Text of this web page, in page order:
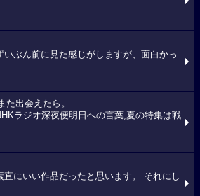
ぶん前に見た感じがしますが、面白かっ
た出会えたら。
ラジオ深夜便明日への言葉,夏の特集は戦
直にいい作品だったと思います。 それにし